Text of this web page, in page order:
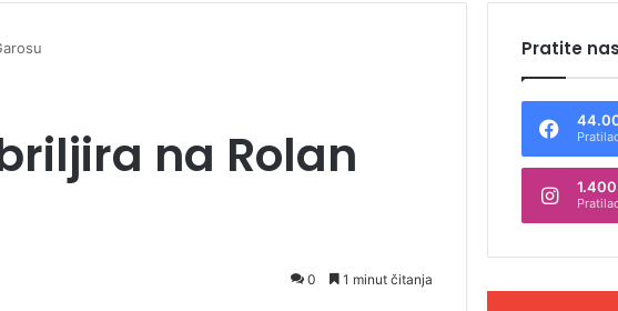
na Rolan
0 1 minut čitanja
Pratite
1.400